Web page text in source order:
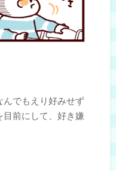
んでもえり好みせず
前にして、好き嫌